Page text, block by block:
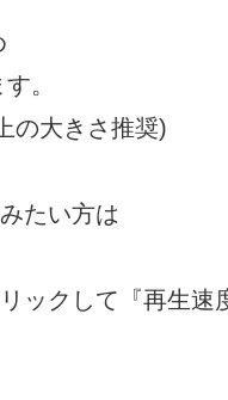
。
の大きさ推奨)
たい方は
ックして『再生速